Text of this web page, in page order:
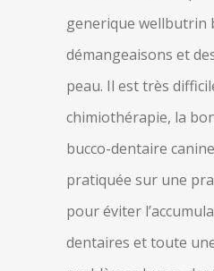
generique wellbutrin
démangeaisons et
peau. Il est très
chimiothérapie, la
bucco-dentaire
pratiquée sur une
pour éviter
dentaires et toute